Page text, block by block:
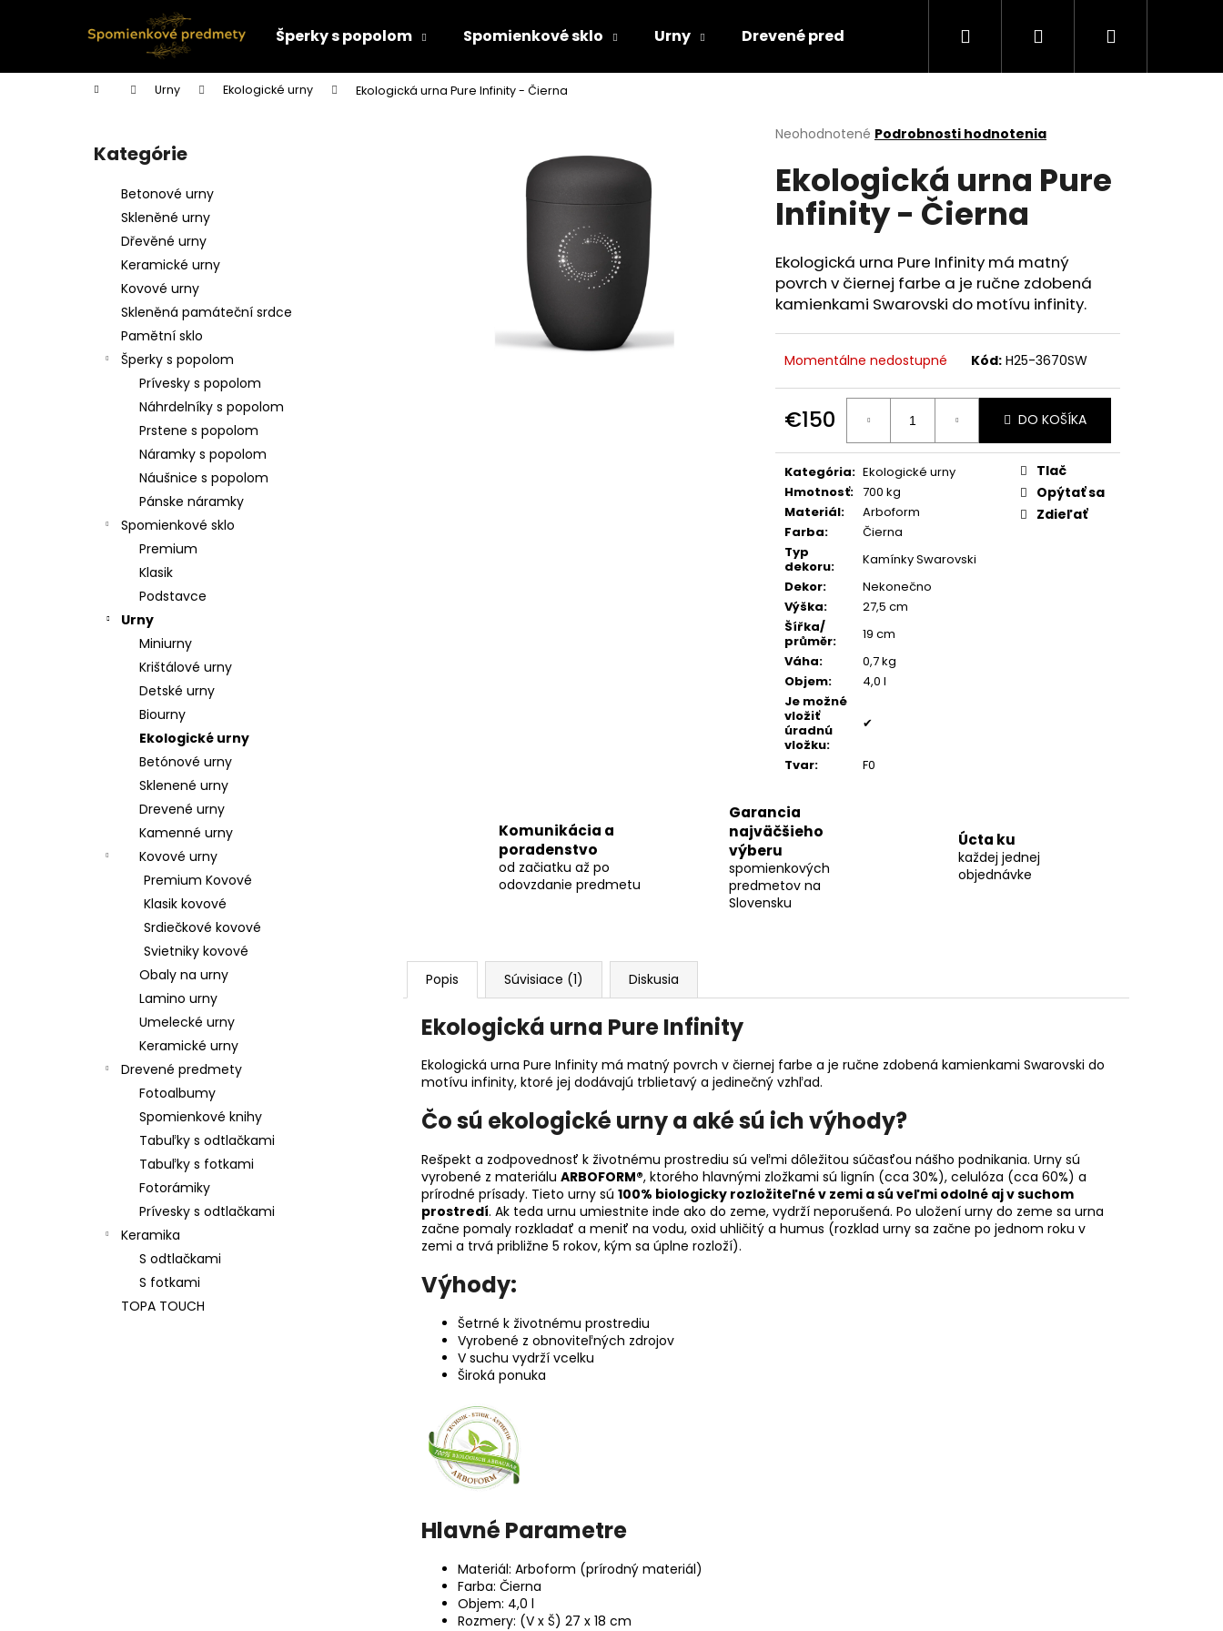
Šperky s popolom Spomienkové sklo Urny Drevené predmety Keramika Ako objednať
Hľadať PrihlásenieNákupný
Domov Urny Ekologické urny Ekologická urna Pure Infinity - Čierna
Preskočiť
kategórie
Kategórie
Betonové urny
Skleněné urny
Dřevěné urny
Keramické urny
Kovové urny
Skleněná památeční srdce
Pamětní sklo
Šperky s popolom
Prívesky s popolom
Náhrdelníky s popolom
Prstene s popolom
Náramky s popolom
Náušnice s popolom
Pánske náramky
Spomienkové sklo
Premium
Klasik
Podstavce
Urny
Miniurny
Krištálové urny
Detské urny
Biourny
Ekologické urny
Betónové urny
Sklenené urny
Drevené urny
Kamenné urny
Kovové urny
Premium Kovové
Klasik kovové
Srdiečkové kovové
Svietniky kovové
Obaly na urny
Lamino urny
Umelecké urny
Keramické urny
Drevené predmety
Fotoalbumy
Spomienkové knihy
Tabuľky s odtlačkami
Tabuľky s fotkami
Fotorámiky
Prívesky s odtlačkami
Keramika
S odtlačkami
S fotkami
TOPA TOUCH
Priemerné
produktu
je
0,0
hviezdičiek.
Neohodnotené Podrobnosti hodnotenia
Ekologická urna Pure
Infinity - Čierna
Ekologická urna Pure Infinity má matný
povrch v čiernej farbe a je ručne zdobená
kamienkami Swarovski do motívu infinity.
Momentálne nedostupné Kód: H25-3670SW
€150
Jednotková
cena:
DO KOŠÍKA
Kategória: Ekologické urny
Hmotnosť: 700 kg
Materiál:
Arboform
Farba:
Čierna
Typ
dekoru:
Kamínky Swarovski
Dekor:
Nekonečno
Výška:
27,5 cm
Šířka/
průměr:
19 cm
Váha:
0,7 kg
Objem:
4,0 l
Je možné
vložiť
úradnú
vložku:
✔
Tvar: F0
Tlač
Opýtať sa
Zdieľať
Komunikácia a
poradenstvo
od začiatku až po
odovzdanie predmetu
Garancia
najväčšieho
výberu
spomienkových
predmetov na
Slovensku
Úcta ku
každej jednej
objednávke
Popis Súvisiace (1) Diskusia
Ekologická urna Pure Infinity
Ekologická urna Pure Infinity má matný povrch v čiernej farbe a je ručne zdobená kamienkami Swarovski do
motívu infinity, ktoré jej dodávajú trblietavý a jedinečný vzhľad.
Čo sú ekologické urny a aké sú ich výhody?
Rešpekt a zodpovednosť k životnému prostrediu sú veľmi dôležitou súčasťou nášho podnikania. Urny sú
vyrobené z materiálu ARBOFORM®, ktorého hlavnými zložkami sú lignín (cca 30%), celulóza (cca 60%) a
prírodné prísady. Tieto urny sú 100% biologicky rozložiteľné v zemi a sú veľmi odolné aj v suchom
prostredí. Ak teda urnu umiestnite inde ako do zeme, vydrží neporušená. Po uložení urny do zeme sa urna
začne pomaly rozkladať a meniť na vodu, oxid uhličitý a humus (rozklad urny sa začne po jednom roku v
zemi a trvá približne 5 rokov, kým sa úplne rozloží).
Výhody:
Šetrné k životnému prostrediu
Vyrobené z obnoviteľných zdrojov
V suchu vydrží vcelku
Široká ponuka
Hlavné Parametre
Materiál: Arboform (prírodný materiál)
Farba: Čierna
Objem: 4,0 l
Rozmery: (V x Š) 27 x 18 cm
í
Späť
do
Späť
do
Čo potrebujete nájsť?
Odporúčame
POZLÁTENÝ PRSTEŇ PERLEŤ
POZLÁTENÝ PRSTEŇ MODRÝ ACHÁT